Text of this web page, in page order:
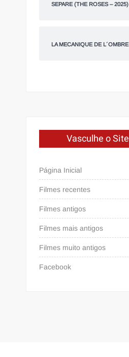
SEPARE (THE ROSES – 2025)
LA MECANIQUE DE L´OMBRE
Vasculhe o Site
Página Inicial
Filmes recentes
Filmes antigos
Filmes mais antigos
Filmes muito antigos
Facebook